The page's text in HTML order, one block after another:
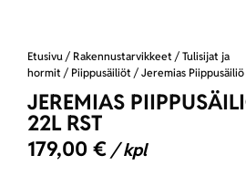
Etusivu / Rakennustarvikkeet / Tulisijat ja
hormit / Piippusäiliöt / Jeremias Piippusäiliö
JEREMIAS
22L RST
179,00 € / kpl